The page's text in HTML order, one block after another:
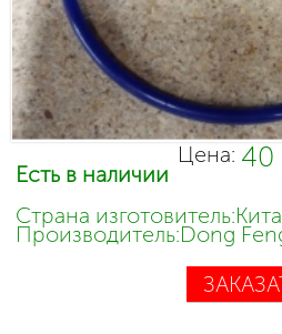
Цена: 40
Есть в наличии
Страна
Производитель:Dong